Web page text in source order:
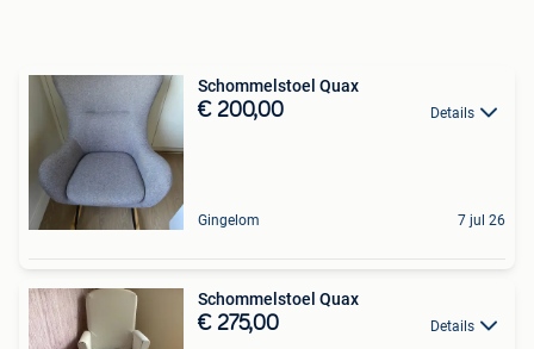
Schommelstoel Quax
€ 200,00 Details
Gingelom 7 jul 26
Schommelstoel Quax
€ 275,00 Details